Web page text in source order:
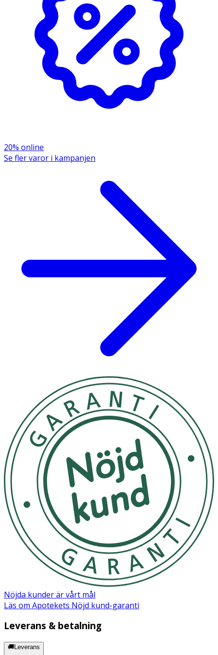
20% online
Se fler varor i kampanjen
Nöjda kunder är vårt mål
Läs om Apotekets Nöjd kund-garanti
Leverans & betalning
🚚Leverans